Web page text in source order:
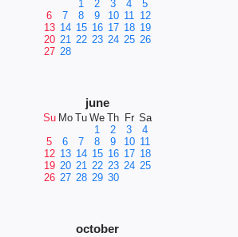
1
2 3 4
5
6
7 8 9 10 11 12
13 14 15 16 17 18 19
20 21 22 23 24 25 26
27 28
june
Su Mo Tu We Th Fr Sa
1
2 3
4
5
6 7 8 9 10 11
12 13 14 15 16 17 18
19 20 21 22 23 24 25
26 27 28 29 30
october